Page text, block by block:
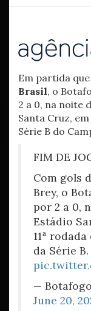
Em partida
Brasil, o
2 a 0, na noite
Santa Cruz,
Série B do
FIM DE
Com gols
Brey, o
por 2 a 0,
Estádio
11ª
da Série B.
—
June 20,